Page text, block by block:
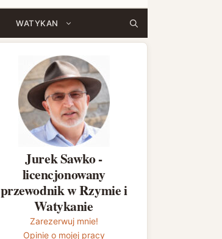
WATYKAN
Jurek Sawko -
licencjonowany
przewodnik w Rzymie i
Watykanie
Zarezerwuj mnie!
Opinie o mojej pracy